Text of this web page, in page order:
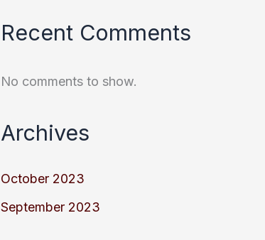
Recent Comments
No comments to show.
Archives
October 2023
September 2023